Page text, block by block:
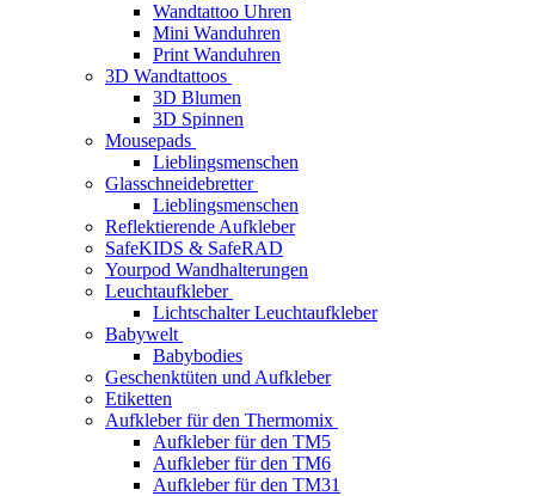
Wandtattoo Uhren
Mini Wanduhren
Print Wanduhren
3D Wandtattoos
3D Blumen
3D Spinnen
Mousepads
Lieblingsmenschen
Glasschneidebretter
Lieblingsmenschen
Reflektierende Aufkleber
SafeKIDS & SafeRAD
Yourpod Wandhalterungen
Leuchtaufkleber
Lichtschalter Leuchtaufkleber
Babywelt
Babybodies
Geschenktüten und Aufkleber
Etiketten
Aufkleber für den Thermomix
Aufkleber für den TM5
Aufkleber für den TM6
Aufkleber für den TM31